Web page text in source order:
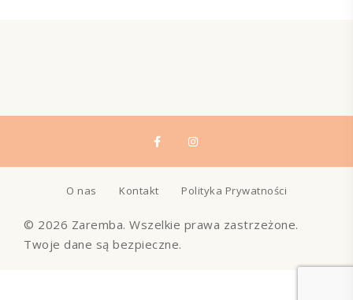
O nas Kontakt Polityka Prywatności
© 2026 Zaremba. Wszelkie prawa zastrzeżone.
Twoje dane są bezpieczne.